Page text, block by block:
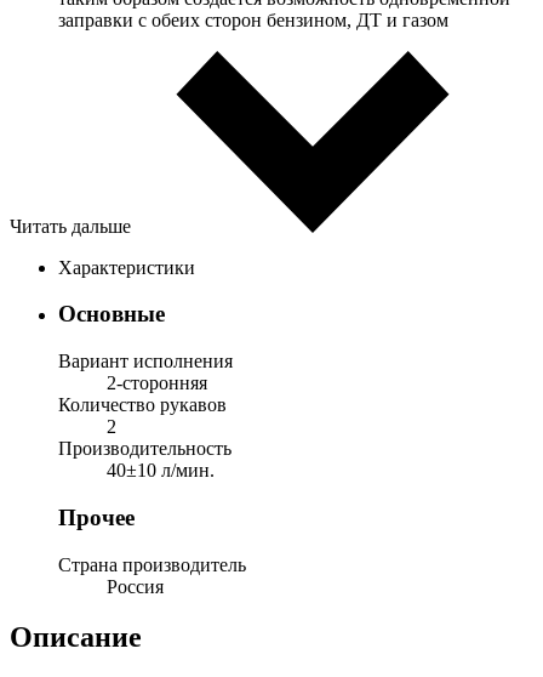
заправки с обеих сторон бензином, ДТ и газом
Читать дальше
Характеристики
Основные
Вариант исполнения
2-сторонняя
Количество рукавов
2
Производительность
40±10 л/мин.
Прочее
Страна производитель
Россия
Описание